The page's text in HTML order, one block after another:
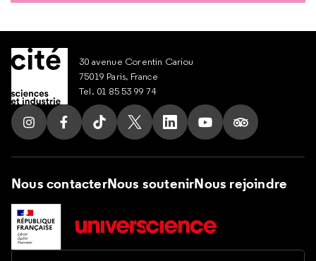
30 avenue Corentin Cariou
75019 Paris, France
Tel. 01 85 53 99 74
Suivez nous sur Instagram
Suivez nous sur Facebook
Suivez nous sur Tik Tok
Suivez nous sur X
Suivez nous sur LinkedIn
Suivez nous sur
Suivez nous
Nous contacterNous soutenirNous rejoindre